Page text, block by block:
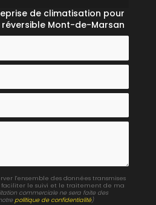
de climatisation pour
Mont-de-Marsan
l'ensemble des données transmises
le suivi et le traitement de ma
commerciale ne sera faite des
politique de confidentialité)